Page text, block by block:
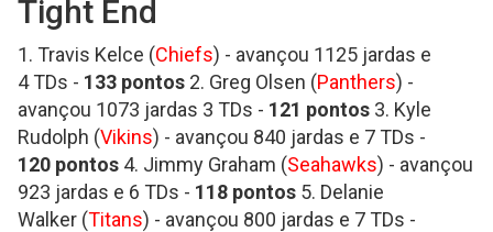
Tight End
1. Travis Kelce (Chiefs) - avançou 1125 jardas e
4 TDs - 133 pontos 2. Greg Olsen (Panthers) -
avançou 1073 jardas 3 TDs - 121 pontos 3. Kyle
Rudolph (Vikins) - avançou 840 jardas e 7 TDs -
120 pontos 4. Jimmy Graham (Seahawks) - avançou
923 jardas e 6 TDs - 118 pontos 5. Delanie
Walker (Titans) - avançou 800 jardas e 7 TDs -